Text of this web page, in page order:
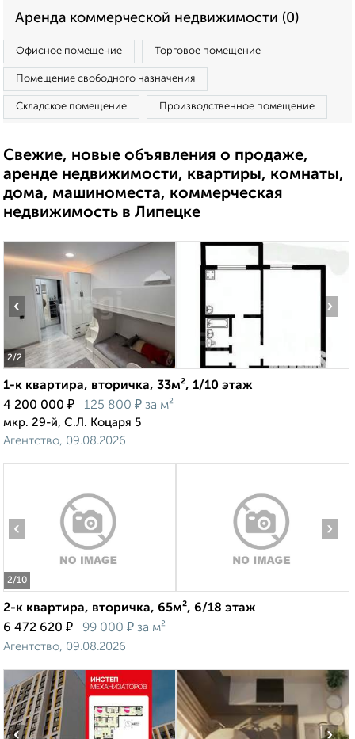
Аренда коммерческой недвижимости (0)
Офисное помещение Торговое помещение
Помещение свободного назначения
Складское помещение Производственное помещение
Свежие, новые объявления о продаже,
аренде недвижимости, квартиры, комнаты,
дома, машиноместа, коммерческая
недвижимость в Липецке
2/2
‹ ›
1-к квартира, вторичка, 33м², 1/10 этаж
4 200 000 ₽ 125 800 ₽ за м²
мкр. 29-й, С.Л. Коцаря 5
Агентство, 09.08.2026
2/10
‹ ›
2-к квартира, вторичка, 65м², 6/18 этаж
6 472 620 ₽ 99 000 ₽ за м²
Агентство, 09.08.2026
‹ ›